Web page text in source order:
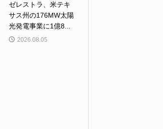
ゼレストラ、米テキ
サス州の176MW太陽
光発電事業に1億8...
2026.08.05